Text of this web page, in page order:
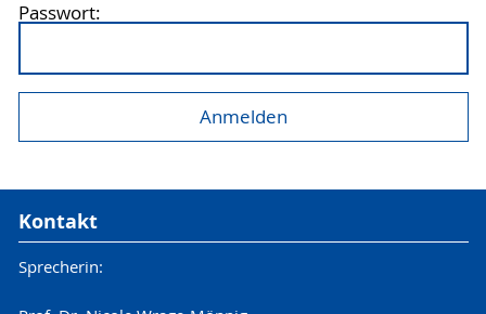
Passwort:
Kontakt
Sprecherin: